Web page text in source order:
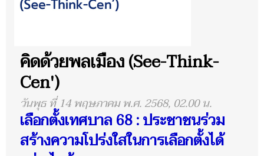
คิดด้วยพลเมือง (See-Think-
Cen')
วันพุธ ที่ 14 พฤษภาคม พ.ศ. 2568, 02.00 น.
เลือกตั้งเทศบาล 68 : ประชาชนร่วม
สร้างความโปร่งใสในการเลือกตั้งได้